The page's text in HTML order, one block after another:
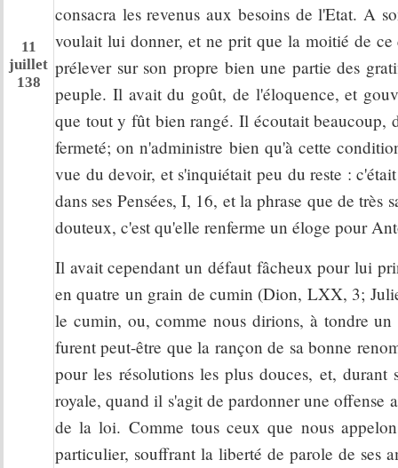
11
juillet
138
consacra les revenus aux besoins de l'Etat. A
voulait lui donner, et ne prit que la moitié de
prélever sur son propre bien une partie des
peuple. Il avait du goût, de l'éloquence, et
que tout y fût bien rangé. Il écoutait beaucoup,
fermeté; on n'administre bien qu'à cette
vue du devoir, et s'inquiétait peu du reste :
dans ses Pensées, I, 16, et la phrase que de
douteux, c'est qu'elle renferme un éloge pour
Il avait cependant un défaut fâcheux pour lui
en quatre un grain de cumin (Dion, LXX, 3;
le cumin, ou, comme nous dirions, à tondre
furent peut-être que la rançon de sa bonne
pour les résolutions les plus douces, et,
royale, quand il s'agit de pardonner une offense
de la loi. Comme tous ceux que nous
particulier, souffrant la liberté de parole de ses